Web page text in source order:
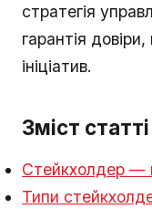
стратегія
гарантія
ініціатив.
Зміст статті
Стейкхолдер —
Типи